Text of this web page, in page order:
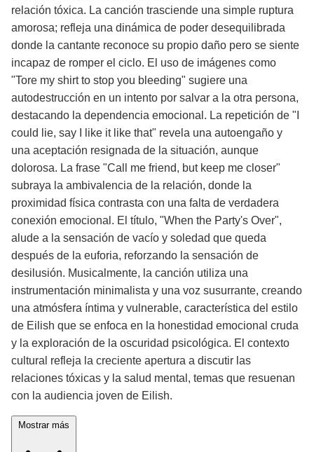
relación tóxica. La canción trasciende una simple ruptura
amorosa; refleja una dinámica de poder desequilibrada
donde la cantante reconoce su propio daño pero se siente
incapaz de romper el ciclo. El uso de imágenes como
"Tore my shirt to stop you bleeding" sugiere una
autodestrucción en un intento por salvar a la otra persona,
destacando la dependencia emocional. La repetición de "I
could lie, say I like it like that" revela una autoengaño y
una aceptación resignada de la situación, aunque
dolorosa. La frase "Call me friend, but keep me closer"
subraya la ambivalencia de la relación, donde la
proximidad física contrasta con una falta de verdadera
conexión emocional. El título, "When the Party's Over",
alude a la sensación de vacío y soledad que queda
después de la euforia, reforzando la sensación de
desilusión. Musicalmente, la canción utiliza una
instrumentación minimalista y una voz susurrante, creando
una atmósfera íntima y vulnerable, característica del estilo
de Eilish que se enfoca en la honestidad emocional cruda
y la exploración de la oscuridad psicológica. El contexto
cultural refleja la creciente apertura a discutir las
relaciones tóxicas y la salud mental, temas que resuenan
con la audiencia joven de Eilish.